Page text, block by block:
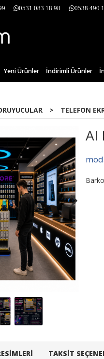
0531 083 18 98 0538 490
Yeni Ürünler İndirimli Ürünler
> TELEFON
AI
TAKSIT